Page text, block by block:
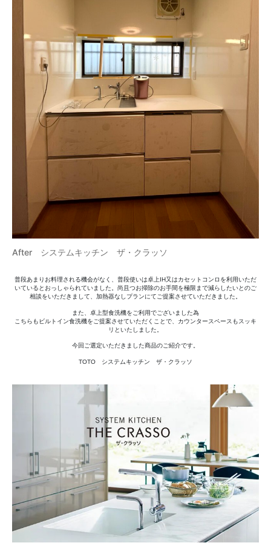
After システムキッチン ザ・クラッソ
普段あまりお料理される機会がなく、普段使いは卓上IH又はカセットコンロを利用いただ
いているとおっしゃられていました。尚且つお掃除のお手間を極限まで減らしたいとのご
相談をいただきまして、加熱器なしプランにてご提案させていただきました。
また、卓上型食洗機をご利用でございました為
こちらもビルトイン食洗機をご提案させていただくことで、カウンタースペースもスッキ
リといたしました。
今回ご選定いただきました商品のご紹介です。
TOTO システムキッチン ザ・クラッソ